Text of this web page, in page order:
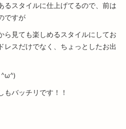
るスタイルに仕上げてるので、前は
ですが
ら見ても楽しめるスタイルにしてお
レスだけでなく、ちょっとしたお出
^ω^)
バッチリです！！